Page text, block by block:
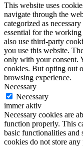
This website uses
navigate through the
categorized as
essential for the
also use third-party
you use this website.
only with your consent.
cookies. But opting out
browsing experience.
Necessary
Necessary
immer aktiv
Necessary cookies are
function properly. This
basic functionalities and
cookies do not store